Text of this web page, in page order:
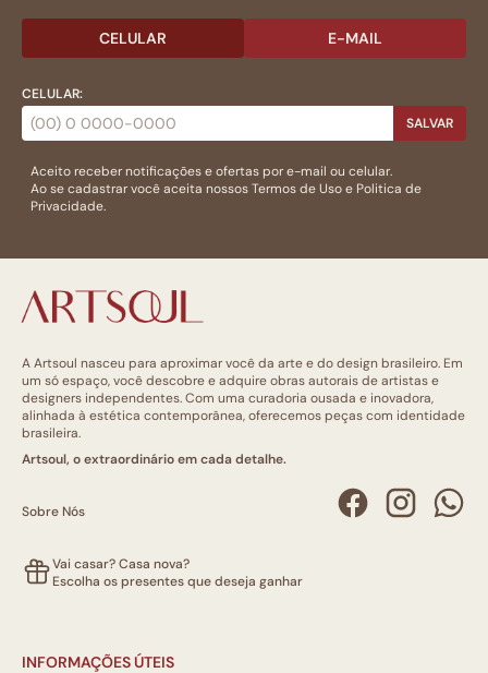
CELULAR E-MAIL
CELULAR:
SALVAR
Aceito receber notificações e ofertas por e-mail ou celular.
Ao se cadastrar você aceita nossosTermos de Usoe Politica de
Privacidade.
A Artsoul nasceu para aproximar você da arte e do design brasileiro. Em
um só espaço, você descobre e adquire obras autorais de artistas e
designers independentes. Com uma curadoria ousada e inovadora,
alinhada à estética contemporânea, oferecemos peças com identidade
brasileira.
Artsoul, o extraordinário em cada detalhe.
Sobre Nós
Vai casar? Casa nova?
Escolha os presentes que deseja ganhar
INFORMAÇÕES ÚTEIS